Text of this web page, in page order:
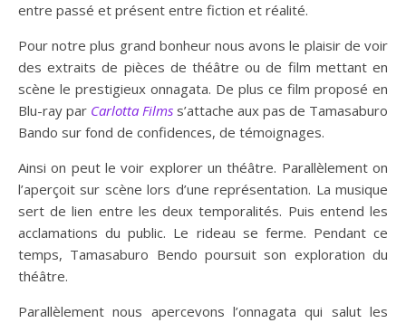
entre passé et présent entre fiction et réalité.
Pour notre plus grand bonheur nous avons le plaisir de voir
des extraits de pièces de théâtre ou de film mettant en
scène le prestigieux onnagata. De plus ce film proposé en
Blu-ray par Carlotta Films s’attache aux pas de Tamasaburo
Bando sur fond de confidences, de témoignages.
Ainsi on peut le voir explorer un théâtre. Parallèlement on
l’aperçoit sur scène lors d’une représentation. La musique
sert de lien entre les deux temporalités. Puis entend les
acclamations du public. Le rideau se ferme. Pendant ce
temps, Tamasaburo Bendo poursuit son exploration du
théâtre.
Parallèlement nous apercevons l’onnagata qui salut les